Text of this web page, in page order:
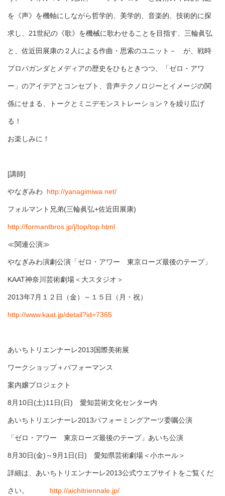
を《声》を機軸にしながら哲学的、美学的、音楽的、技術的に探
求し、21世紀の《歌》を機械に歌わせることを目指す、三輪眞弘
と、佐近田展康の２人による作曲・思索のユニット－ が、戦時
プロパガンダとメディアの歴史をひもときつつ、「ゼロ・アワ
ー」のアイデアとコンセプト、音声テクノロジーとイメージの関
係にせまる、トークとミニデモンストレーション？を繰り広げ
る！
お楽しみに！
[講師]
やなぎみわ http://yanagimiwa.net/
フォルマント兄弟(三輪眞弘+佐近田展康)
http://formantbros.jp/j/top/top.html
≪関連公演≫
やなぎみわ演劇公演「ゼロ・アワー 東京ローズ最後のテープ」
KAAT神奈川芸術劇場＜大スタジオ＞
2013年7月１２日（金）～１５日（月・祝）
http://www.kaat.jp/detail?id=7365
あいちトリエンナーレ2013国際美術展
ワークショップ＋パフォーマンス
案内嬢プロジェクト
8月10日(土)11日(日) 愛知芸術文化センター内
あいちトリエンナーレ2013パフォーミングアーツ委嘱公演
「ゼロ・アワー 東京ローズ最後のテープ」あいち公演
8月30日(金)～9月1日(日) 愛知県芸術劇場＜小ホール＞
詳細は、あいちトリエンナーレ2013公式ウエブサイトをご覧くだ
さい。 http://aichitriennale.jp/